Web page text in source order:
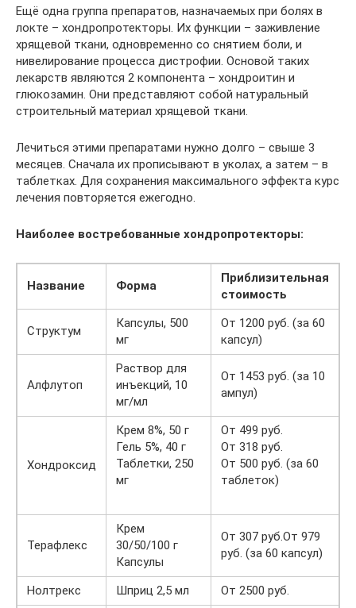
Ещё одна группа препаратов, назначаемых при болях в
локте – хондропротекторы. Их функции – заживление
хрящевой ткани, одновременно со снятием боли, и
нивелирование процесса дистрофии. Основой таких
лекарств являются 2 компонента – хондроитин и
глюкозамин. Они представляют собой натуральный
строительный материал хрящевой ткани.
Лечиться этими препаратами нужно долго – свыше 3
месяцев. Сначала их прописывают в уколах, а затем – в
таблетках. Для сохранения максимального эффекта курс
лечения повторяется ежегодно.
Наиболее востребованные хондропротекторы:
Название Форма
Приблизительная
стоимость
Структум
Капсулы, 500
мг
От 1200 руб. (за 60
капсул)
Алфлутоп
Раствор для
инъекций, 10
мг/мл
От 1453 руб. (за 10
ампул)
Хондроксид
Крем 8%, 50 г
Гель 5%, 40 г
Таблетки, 250
мг
От 499 руб.
От 318 руб.
От 500 руб. (за 60
таблеток)
Терафлекс
Крем
30/50/100 г
Капсулы
От 307 руб.От 979
руб. (за 60 капсул)
Нолтрекс Шприц 2,5 мл От 2500 руб.